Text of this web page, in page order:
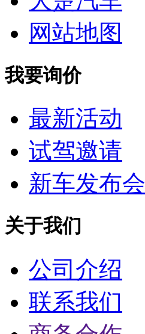
网站地图
我要询价
最新活动
试驾邀请
新车发布会
关于我们
公司介绍
联系我们